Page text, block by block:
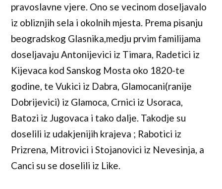
pravoslavne vjere. Ono se vecinom doseljavalo
iz obliznjih sela i okolnih mjesta. Prema pisanju
beogradskog Glasnika,medju prvim familijama
doseljavaju Antonijevici iz Timara, Radetici iz
Kijevaca kod Sanskog Mosta oko 1820-te
godine, te Vukici iz Dabra, Glamocani(ranije
Dobrijevici) iz Glamoca, Crnici iz Usoraca,
Batozi iz Jugovaca i tako dalje. Takodje su
doselili iz udakjenijih krajeva ; Rabotici iz
Prizrena, Mitrovici i Stojanovici iz Nevesinja, a
Canci su se doselili iz Like.